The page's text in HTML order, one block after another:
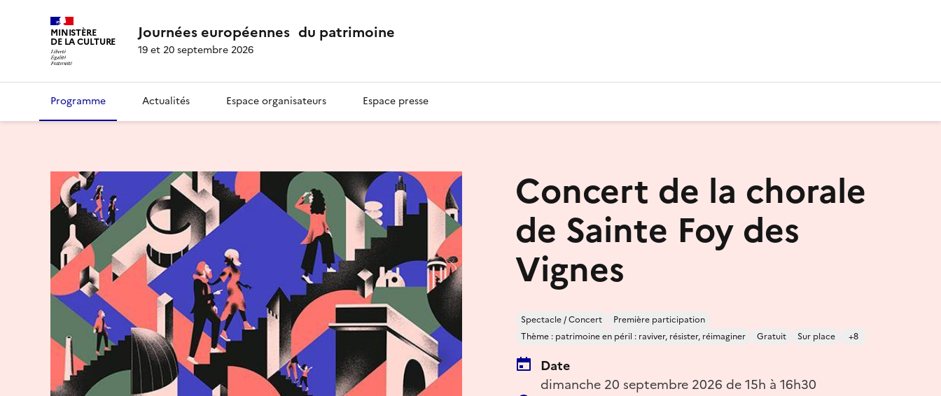
MINISTÈRE
DE LA CULTURE Journées européennes du patrimoine
19 et 20 septembre 2026
Programme Actualités Espace organisateurs Espace presse
Concert de la chorale
de Sainte Foy des
Vignes
Spectacle / Concert
Première participation
Thème : patrimoine en péril : raviver, résister, réimaginer
Gratuit Sur place +8
Date
dimanche 20 septembre 2026 de 15h à 16h30